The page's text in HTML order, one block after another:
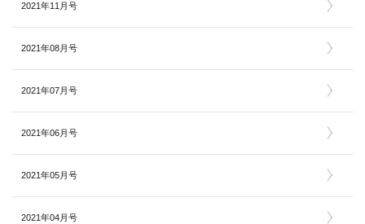
2021年11月号
2021年08月号
2021年07月号
2021年06月号
2021年05月号
2021年04月号